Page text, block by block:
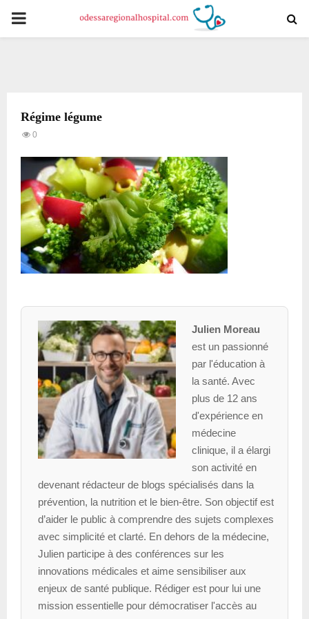
PRIMARY
Régime légume
0
Julien Moreau
est un passionné
par l'éducation à
la santé. Avec
plus de 12 ans
d'expérience en
médecine
clinique, il a élargi
son activité en
devenant rédacteur de blogs spécialisés dans la
prévention, la nutrition et le bien-être. Son objectif est
d’aider le public à comprendre des sujets complexes
avec simplicité et clarté. En dehors de la médecine,
Julien participe à des conférences sur les
innovations médicales et aime sensibiliser aux
enjeux de santé publique. Rédiger est pour lui une
mission essentielle pour démocratiser l'accès au